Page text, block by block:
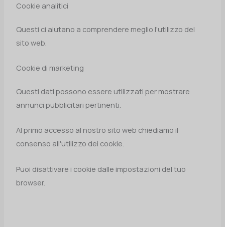
Cookie analitici
Questi ci aiutano a comprendere meglio l'utilizzo del
sito web.
Cookie di marketing
Questi dati possono essere utilizzati per mostrare
annunci pubblicitari pertinenti.
Al primo accesso al nostro sito web chiediamo il
consenso all'utilizzo dei cookie.
Puoi disattivare i cookie dalle impostazioni del tuo
browser.